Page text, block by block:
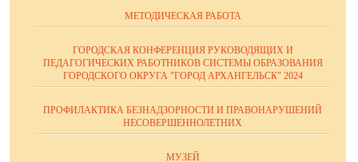
МЕТОДИЧЕСКАЯ РАБОТА
ГОРОДСКАЯ КОНФЕРЕНЦИЯ РУКОВОДЯЩИХ И
ПЕДАГОГИЧЕСКИХ РАБОТНИКОВ СИСТЕМЫ ОБРАЗОВАНИЯ
ГОРОДСКОГО ОКРУГА "ГОРОД АРХАНГЕЛЬСК" 2024
ПРОФИЛАКТИКА БЕЗНАДЗОРНОСТИ И ПРАВОНАРУШЕНИЙ
НЕСОВЕРШЕННОЛЕТНИХ
МУЗЕЙ